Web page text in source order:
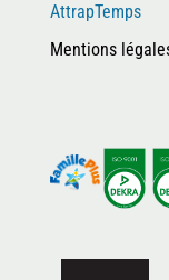
Salut c'est
les
pendant votre visite...
AttrapTemps
Mentions